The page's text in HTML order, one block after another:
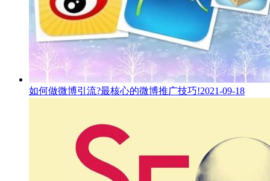
如何做微博引流?最核心的微博推广技巧!2021-09-18